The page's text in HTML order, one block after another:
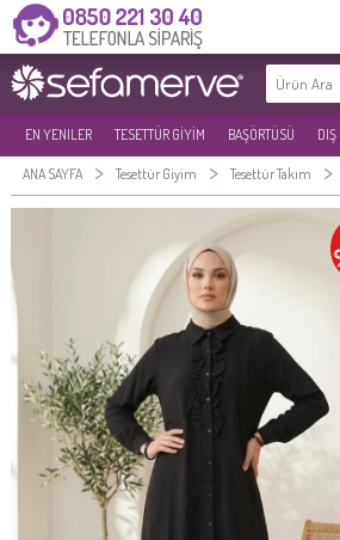
EN YENILER TESETTÜR GİYİM BAŞÖRTÜSÜ DIŞ
ANA SAYFA > Tesettür Giyim > Tesettür Takım >